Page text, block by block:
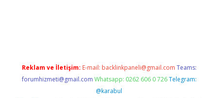
Reklam ve İletişim: E-mail: backlinkpaneli@gmail.com Teams:
forumhizmeti@gmail.com Whatsapp: 0262 606 0 726 Telegram:
@karabul